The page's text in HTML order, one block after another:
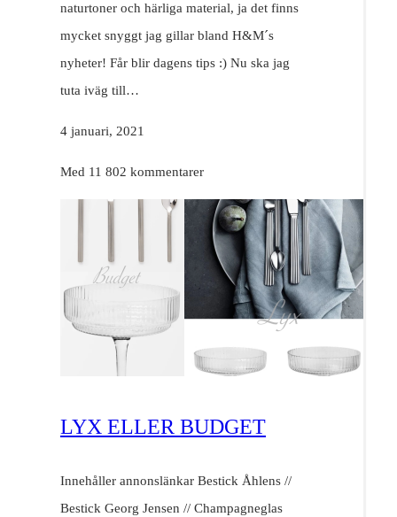
naturtoner och härliga material, ja det finns
mycket snyggt jag gillar bland H&M´s
nyheter! Får blir dagens tips :) Nu ska jag
tuta iväg till…
4 januari, 2021
Med 11 802 kommentarer
LYX ELLER BUDGET
Innehåller annonslänkar Bestick Åhlens //
Bestick Georg Jensen // Champagneglas